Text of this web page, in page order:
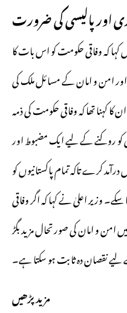
اور پالیسی کی ضرورت
کہا کہ وفاقی حکومت کو اس بات کا
امن و امان کے مسائل ملک کی
کہنا تھا کہ وفاقی حکومت کی ذمہ
روکنے کے لیے ایک مضبوط اور
کرے تاکہ تمام پاکستانیوں کو
وزیر اعلیٰ نے کہا کہ اگر وفاقی
امن و امان کی صورتحال مزید بگڑ
نقصان دہ ثابت ہو سکتا ہے۔
مزید پڑھیں